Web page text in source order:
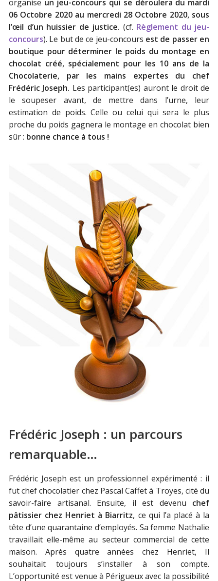
organise un jeu-concours qui se déroulera du mardi
06 Octobre 2020 au mercredi 28 Octobre 2020, sous
l’œil d’un huissier de justice. (cf. Règlement du jeu-
concours). Le but de ce jeu-concours est de passer en
boutique pour déterminer le poids du montage en
chocolat créé, spécialement pour les 10 ans de la
Chocolaterie, par les mains expertes du chef
Frédéric Joseph. Les participant(es) auront le droit de
le soupeser avant, de mettre dans l’urne, leur
estimation de poids. Celle ou celui qui sera le plus
proche du poids gagnera le montage en chocolat bien
sûr : bonne chance à tous !
Frédéric Joseph : un parcours
remarquable…
Frédéric Joseph est un professionnel expérimenté : il
fut chef chocolatier chez Pascal Caffet à Troyes, cité du
savoir-faire artisanal. Ensuite, il est devenu chef
pâtissier chez Henriet à Biarritz, ce qui l’a placé à la
tête d’une quarantaine d’employés. Sa femme Nathalie
travaillait elle-même au secteur commercial de cette
maison. Après quatre années chez Henriet, Il
souhaitait toujours s’installer à son compte.
L’opportunité est venue à Périgueux avec la possibilité